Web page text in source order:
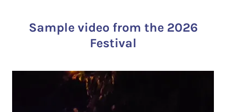
Sample video from the 2026
Festival